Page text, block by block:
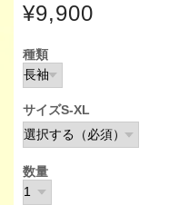
¥9,900
種類
サイズS-XL
数量